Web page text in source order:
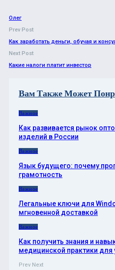
Олег
Prev Post
Как заработать деньги, обучая и
Next Post
Какие налоги платит инвестор
Вам Также Может
Важное
Как развивается рынок
изделий в России
Важное
Язык будущего: почему
грамотность
Важное
Легальные ключи для
мгновенной доставкой
Важное
Как получить знания и
медицинской практики
Prev Next